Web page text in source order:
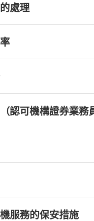
處理
認可機構證券業務
服務的保安措施